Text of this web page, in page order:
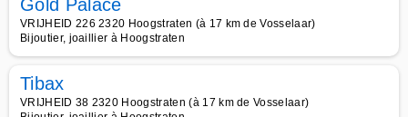
Gold Palace
VRIJHEID 226 2320 Hoogstraten (à 17 km de Vosselaar)
Bijoutier, joaillier à Hoogstraten
Tibax
VRIJHEID 38 2320 Hoogstraten (à 17 km de Vosselaar)